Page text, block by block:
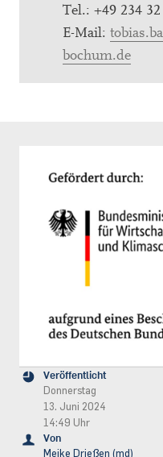
Tel.: +49 234 32
E-Mail:
bochum.de
Veröffentlicht
Donnerstag
13. Juni 2024
14:49 Uhr
Von
Meike Drießen (md)